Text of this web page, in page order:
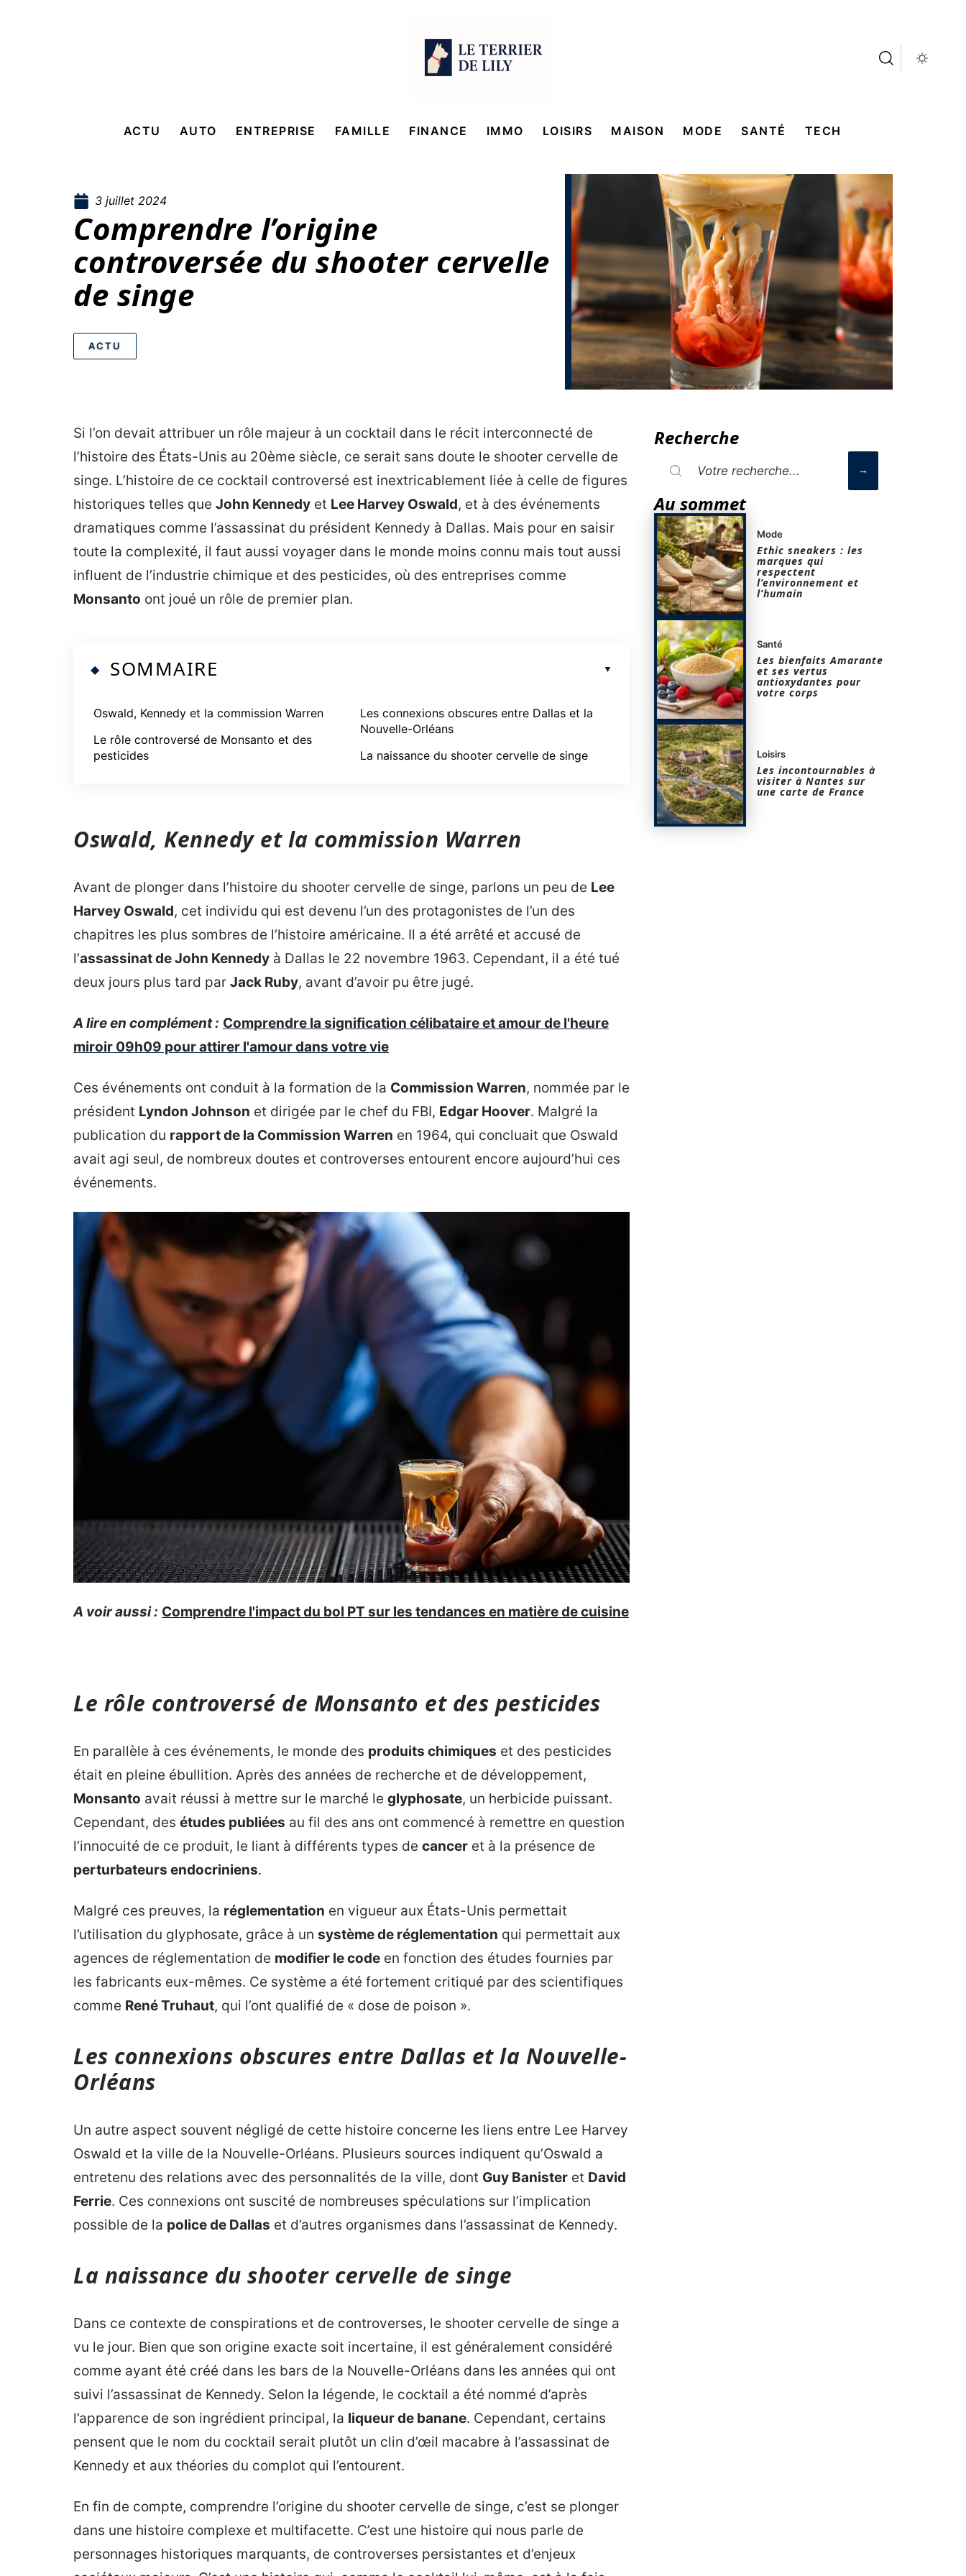
ACTU AUTO ENTREPRISE FAMILLE FINANCE IMMO LOISIRS MAISON MODE SANTÉ TECH
3 juillet 2024
Comprendre l’origine
controversée du shooter cervelle
de singe
ACTU
Si l’on devait attribuer un rôle majeur à un cocktail dans le récit interconnecté de
l’histoire des États-Unis au 20ème siècle, ce serait sans doute le shooter cervelle de
singe. L’histoire de ce cocktail controversé est inextricablement liée à celle de figures
historiques telles que John Kennedy et Lee Harvey Oswald, et à des événements
dramatiques comme l’assassinat du président Kennedy à Dallas. Mais pour en saisir
toute la complexité, il faut aussi voyager dans le monde moins connu mais tout aussi
influent de l’industrie chimique et des pesticides, où des entreprises comme
Monsanto ont joué un rôle de premier plan.
SOMMAIRE
Oswald, Kennedy et la commission Warren
Le rôle controversé de Monsanto et des
pesticides
Les connexions obscures entre Dallas et la
Nouvelle-Orléans
La naissance du shooter cervelle de singe
Oswald, Kennedy et la commission Warren
Avant de plonger dans l’histoire du shooter cervelle de singe, parlons un peu de Lee
Harvey Oswald, cet individu qui est devenu l’un des protagonistes de l’un des
chapitres les plus sombres de l’histoire américaine. Il a été arrêté et accusé de
l’assassinat de John Kennedy à Dallas le 22 novembre 1963. Cependant, il a été tué
deux jours plus tard par Jack Ruby, avant d’avoir pu être jugé.
A lire en complément : Comprendre la signification célibataire et amour de l'heure
miroir 09h09 pour attirer l'amour dans votre vie
Ces événements ont conduit à la formation de la Commission Warren, nommée par le
président Lyndon Johnson et dirigée par le chef du FBI, Edgar Hoover. Malgré la
publication du rapport de la Commission Warren en 1964, qui concluait que Oswald
avait agi seul, de nombreux doutes et controverses entourent encore aujourd’hui ces
événements.
A voir aussi : Comprendre l'impact du bol PT sur les tendances en matière de cuisine
Le rôle controversé de Monsanto et des pesticides
En parallèle à ces événements, le monde des produits chimiques et des pesticides
était en pleine ébullition. Après des années de recherche et de développement,
Monsanto avait réussi à mettre sur le marché le glyphosate, un herbicide puissant.
Cependant, des études publiées au fil des ans ont commencé à remettre en question
l’innocuité de ce produit, le liant à différents types de cancer et à la présence de
perturbateurs endocriniens.
Malgré ces preuves, la réglementation en vigueur aux États-Unis permettait
l’utilisation du glyphosate, grâce à un système de réglementation qui permettait aux
agences de réglementation de modifier le code en fonction des études fournies par
les fabricants eux-mêmes. Ce système a été fortement critiqué par des scientifiques
comme René Truhaut, qui l’ont qualifié de « dose de poison ».
Les connexions obscures entre Dallas et la Nouvelle-
Orléans
Un autre aspect souvent négligé de cette histoire concerne les liens entre Lee Harvey
Oswald et la ville de la Nouvelle-Orléans. Plusieurs sources indiquent qu’Oswald a
entretenu des relations avec des personnalités de la ville, dont Guy Banister et David
Ferrie. Ces connexions ont suscité de nombreuses spéculations sur l’implication
possible de la police de Dallas et d’autres organismes dans l’assassinat de Kennedy.
La naissance du shooter cervelle de singe
Dans ce contexte de conspirations et de controverses, le shooter cervelle de singe a
vu le jour. Bien que son origine exacte soit incertaine, il est généralement considéré
comme ayant été créé dans les bars de la Nouvelle-Orléans dans les années qui ont
suivi l’assassinat de Kennedy. Selon la légende, le cocktail a été nommé d’après
l’apparence de son ingrédient principal, la liqueur de banane. Cependant, certains
pensent que le nom du cocktail serait plutôt un clin d’œil macabre à l’assassinat de
Kennedy et aux théories du complot qui l’entourent.
En fin de compte, comprendre l’origine du shooter cervelle de singe, c’est se plonger
dans une histoire complexe et multifacette. C’est une histoire qui nous parle de
personnages historiques marquants, de controverses persistantes et d’enjeux
Recherche
Au sommet
Mode
Ethic sneakers : les
marques qui
respectent
l’environnement et
l’humain
Santé
Les bienfaits Amarante
et ses vertus
antioxydantes pour
votre corps
Loisirs
Les incontournables à
visiter à Nantes sur
une carte de France